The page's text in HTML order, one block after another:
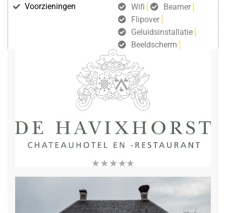
Voorzieningen Wifi
Beamer
Flipover
Geluidsinstallatie
Beeldscherm
Katheder